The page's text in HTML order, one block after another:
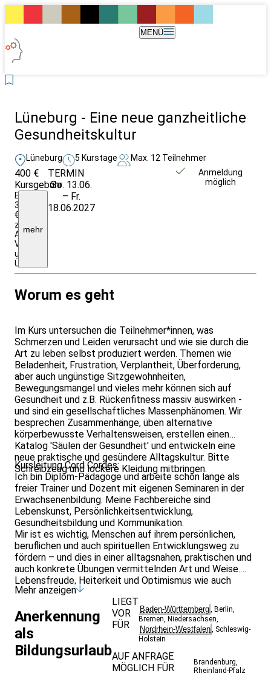
MENÜ
Lüneburg - Eine neue ganzheitliche
Gesundheitskultur
Lüneburg 5 Kurstage Max. 12 Teilnehmer
400 €
Kursgebühr
Ermäßigt:
360
€,
zzgl.
Anreise,
Verpflegung
und
Übernachtung
mehr
TERMIN
So. 13.06.
– Fr.
18.06.2027
Anmeldung
möglich
Worum es geht
Im Kurs untersuchen die Teilnehmer*innen, was
Schmerzen und Leiden verursacht und wie sie durch die
Art zu leben selbst produziert werden. Themen wie
Beladenheit, Frustration, Verplantheit, Überforderung,
aber auch ungünstige Sitzgewohnheiten,
Bewegungsmangel und vieles mehr können sich auf
Gesundheit und z.B. Rückenfitness massiv auswirken -
und sind ein gesellschaftliches Massenphänomen. Wir
besprechen Zusammenhänge, üben alternative
körperbewusste Verhaltensweisen, erstellen einen
Katalog 'Säulen der Gesundheit' und entwickeln eine
neue praktische und gesündere Alltagskultur. Bitte
Schreibzeug und lockere Kleidung mitbringen.
Kursleitung Cord Cordes:
Ich bin Diplom-Pädagoge und arbeite schon lange als
freier Trainer und Dozent mit eigenen Seminaren in der
Erwachsenenbildung. Meine Fachbereiche sind
Lebenskunst, Persönlichkeitsentwicklung,
Gesundheitsbildung und Kommunikation.
Mir ist es wichtig, Menschen auf ihrem persönlichen,
beruflichen und auch spirituellen Entwicklungsweg zu
fördern – und dies in einer alltagsnahen, praktischen und
auch konkrete Übungen vermittelnden Art und Weise.
Lebensfreude, Heiterkeit und Optimismus wie auch
Achtsamkeit, Meditation und Atemarbeit finde ich sehr
Weitere Informationen zu mir siehe auch:www.cc-
lebenskunst.de
Mehr anzeigen
Anerkennung
als
Bildungsurlaub
LIEGT
VOR
FÜR
Baden-Württemberg, Berlin,
Bremen, Niedersachsen,
Nordrhein-Westfalen, Schleswig-
Holstein
AUF ANFRAGE
MÖGLICH FÜR
Brandenburg,
Rheinland-Pfalz